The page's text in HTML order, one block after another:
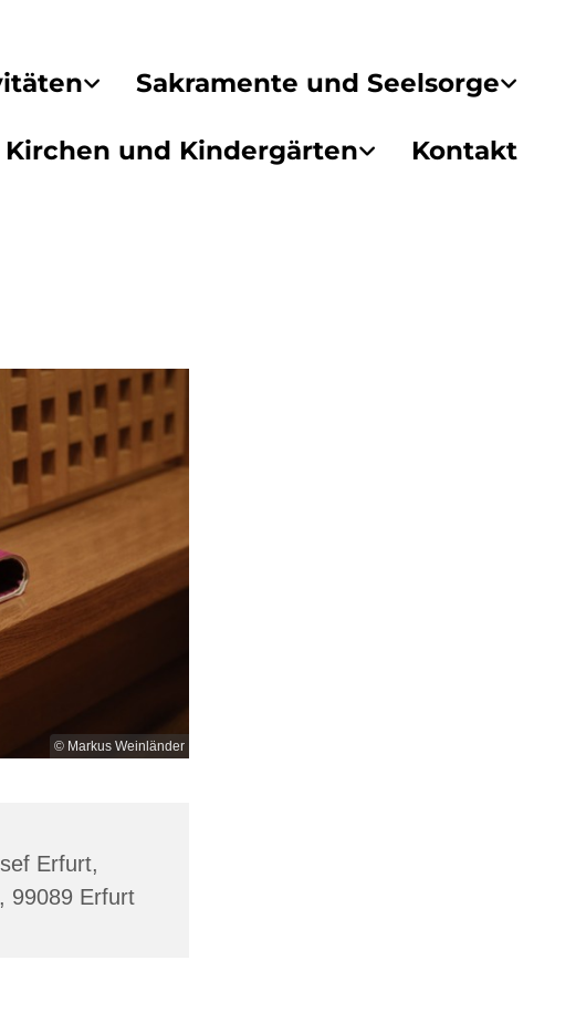
Sakramente und Seelsorge
Kirchen und Kindergärten Kontakt
© Markus Weinländer
Erfurt,
99089 Erfurt